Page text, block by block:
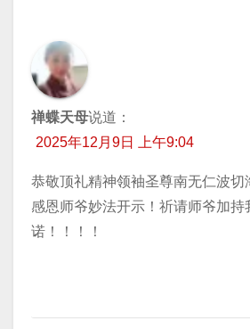
禅蝶天母说道：
2025年12月9日 上午9:04
恭敬顶礼精神领袖圣尊南无仁波切
感恩师爷妙法开示！祈请师爷加持
诺！！！！